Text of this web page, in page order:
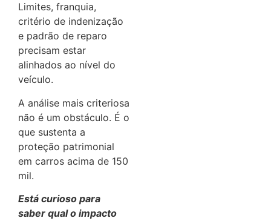
Limites, franquia,
critério de indenização
e padrão de reparo
precisam estar
alinhados ao nível do
veículo.
A análise mais criteriosa
não é um obstáculo. É o
que sustenta a
proteção patrimonial
em carros acima de 150
mil.
Está curioso para
saber qual o impacto